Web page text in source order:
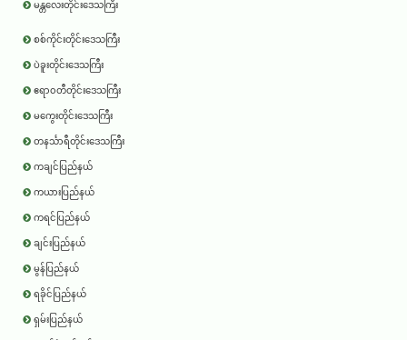
မန္တလေးတိုင်းဒေသကြီး
စစ်ကိုင်းတိုင်းဒေသကြီး
ပဲခူးတိုင်းဒေသကြီး
ဧရာ၀တီတိုင်းဒေသကြီး
မကွေးတိုင်းဒေသကြီး
တနင်္သာရီတိုင်းဒေသကြီး
ကချင်ပြည်နယ်
ကယားပြည်နယ်
ကရင်ပြည်နယ်
ချင်းပြည်နယ်
မွန်ပြည်နယ်
ရခိုင်ပြည်နယ်
ရှမ်းပြည်နယ်